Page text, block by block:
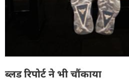
ब्लड रिपोर्ट ने भी चौंकाया